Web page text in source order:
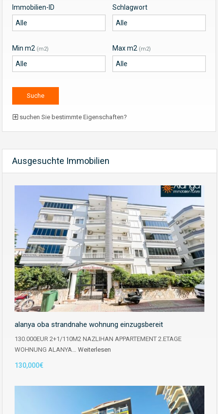
Immobilien-ID Schlagwort
Min m2 (m2) Max m2 (m2)
suchen Sie bestimmte Eigenschaften?
Ausgesuchte Immobilien
alanya oba strandnahe wohnung einzugsbereit
130.000EUR 2+1/110M2 NAZLIHAN APPARTEMENT 2.ETAGE
WOHNUNG ALANYA… Weiterlesen
130,000€